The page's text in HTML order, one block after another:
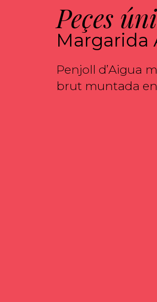
Peçes
Margarida
Penjoll d’Aigua
brut muntada